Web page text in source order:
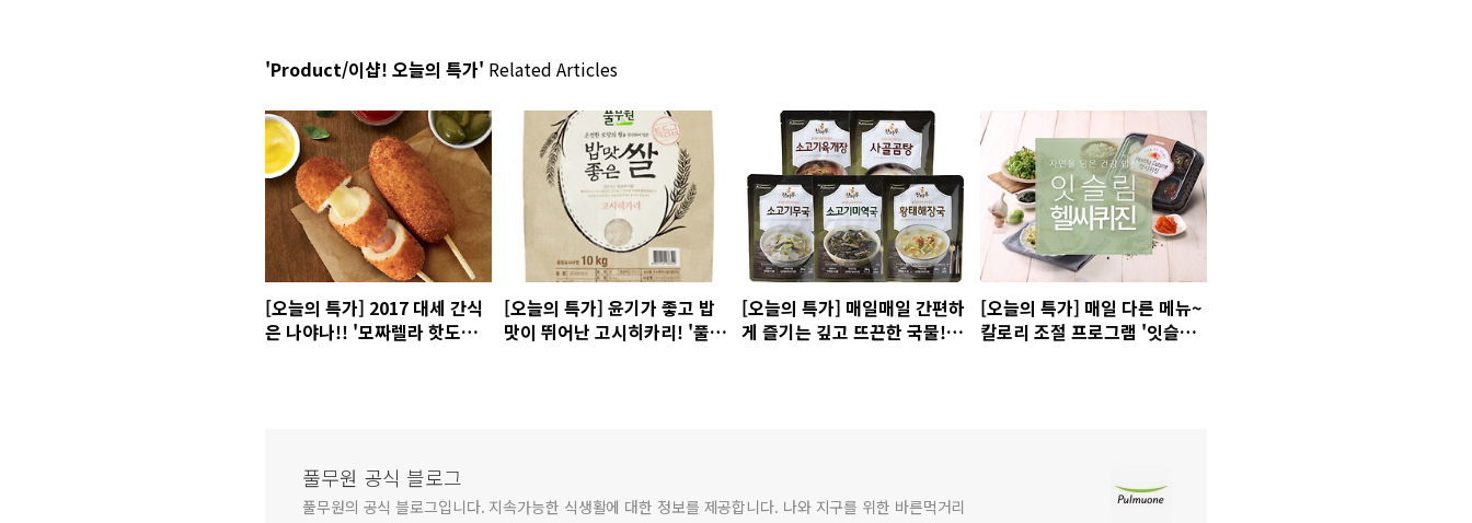
'Product/이샵! 오늘의 특가' Related Articles
[오늘의 특가] 2017 대세 간식
은 나야나!! '모짜렐라 핫도그'
[오늘의 특가] 윤기가 좋고 밥
맛이 뛰어난 고시히카리! '풀무
[오늘의 특가] 매일매일 간편하
게 즐기는 깊고 뜨끈한 국물!
[오늘의 특가] 매일 다른 메뉴~
칼로리 조절 프로그램 '잇슬림
풀무원 공식 블로그
풀무원의 공식 블로그입니다. 지속가능한 식생활에 대한 정보를 제공합니다. 나와 지구를 위한 바른먹거리